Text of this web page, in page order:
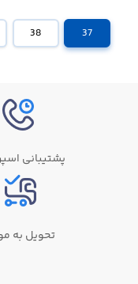
37
38
پشتیبانی
تحویل به